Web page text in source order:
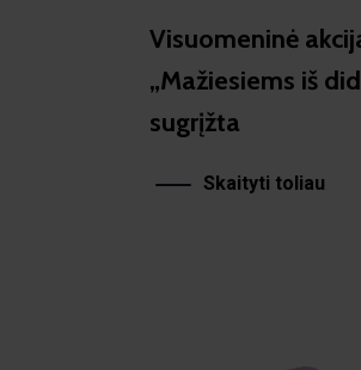
Visuomeninė
„Mažiesiems iš
sugrįžta
Skaityti toliau